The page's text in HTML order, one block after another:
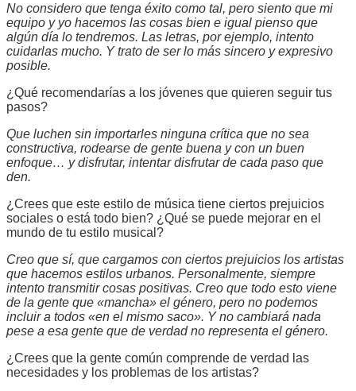
No considero que tenga éxito como tal, pero siento que mi
equipo y yo hacemos las cosas bien e igual pienso que
algún día lo tendremos. Las letras, por ejemplo, intento
cuidarlas mucho. Y trato de ser lo más sincero y expresivo
posible.
¿Qué recomendarías a los jóvenes que quieren seguir tus
pasos?
Que luchen sin importarles ninguna crítica que no sea
constructiva, rodearse de gente buena y con un buen
enfoque… y disfrutar, intentar disfrutar de cada paso que
den.
¿Crees que este estilo de música tiene ciertos prejuicios
sociales o está todo bien? ¿Qué se puede mejorar en el
mundo de tu estilo musical?
Creo que sí, que cargamos con ciertos prejuicios los artistas
que hacemos estilos urbanos. Personalmente, siempre
intento transmitir cosas positivas. Creo que todo esto viene
de la gente que «mancha» el género, pero no podemos
incluir a todos «en el mismo saco». Y no cambiará nada
pese a esa gente que de verdad no representa el género.
¿Crees que la gente común comprende de verdad las
necesidades y los problemas de los artistas?